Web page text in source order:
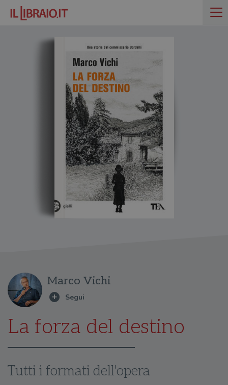
Marco Vichi
La forza del destino
Tutti i formati dell'opera